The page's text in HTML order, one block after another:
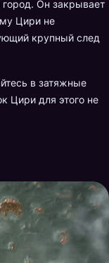
Он закрывает
Цири не
крупный след
в затяжные
Цири для этого не